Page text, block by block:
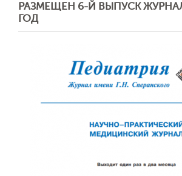
РАЗМЕЩЕН 6-Й ВЫПУСК
ГОД